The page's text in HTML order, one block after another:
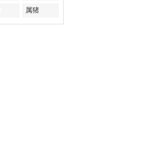
属猪